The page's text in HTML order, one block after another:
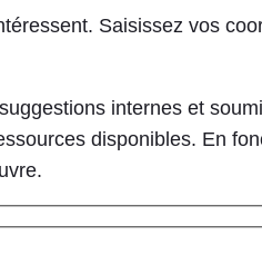
Saisissez vos
internes et
disponibles. En